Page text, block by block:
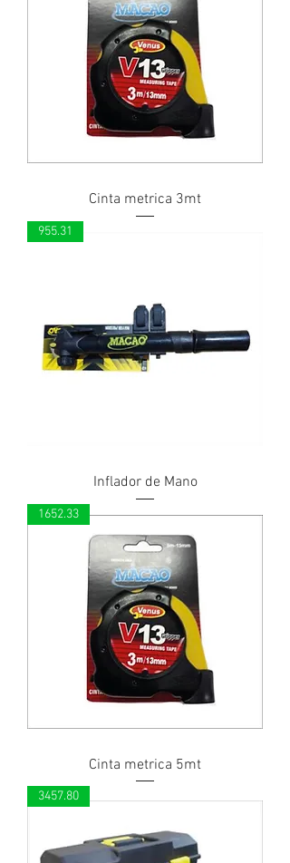
Cinta metrica 3mt
955.31
Inflador de Mano
1652.33
Cinta metrica 5mt
3457.80